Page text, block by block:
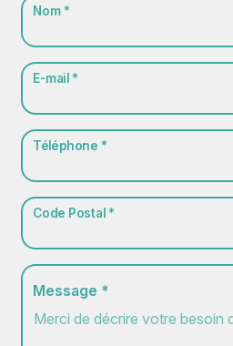
Nom *
E-mail *
Téléphone *
Code Postal *
Message *